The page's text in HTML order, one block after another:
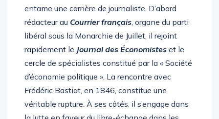
entame une carrière de journaliste. D’abord
rédacteur au Courrier français , organe du parti
libéral sous la Monarchie de Juillet, il rejoint
rapidement le Journal des Économistes et le
cercle de spécialistes constitué par la « Société
d’économie politique ». La rencontre avec
Frédéric Bastiat, en 1846, constitue une
véritable rupture. À ses côtés, il s’engage dans